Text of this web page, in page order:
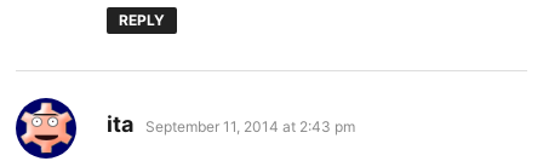
REPLY
ita says:
September 11, 2014 at 2:43 pm